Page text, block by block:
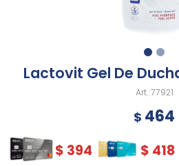
Lactovit Gel De
77921
$ 464
$ 394 $ 418